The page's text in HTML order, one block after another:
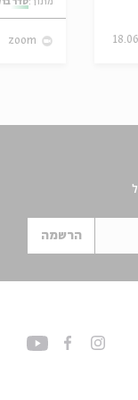
מתוך:סדר
zoom
הרשמה